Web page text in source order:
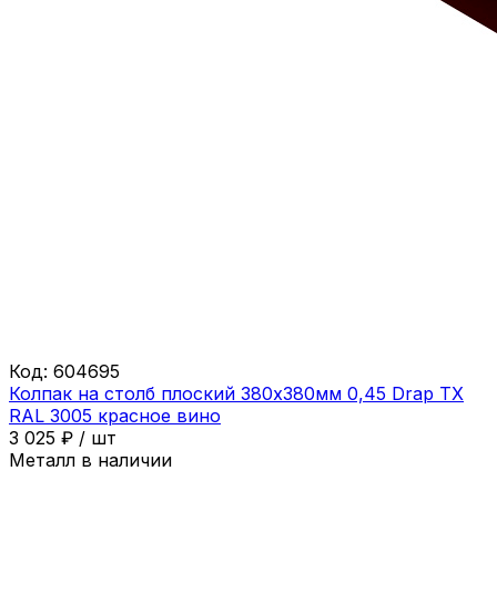
Код: 604695
Колпак на столб плоский 380х380мм 0,45 Drap ТХ
RAL 3005 красное вино
3 025 ₽ / шт
Металл в наличии